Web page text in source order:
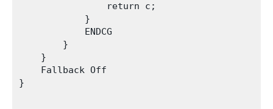
                return c;
            }
            ENDCG
        }
    }
    Fallback Off
}